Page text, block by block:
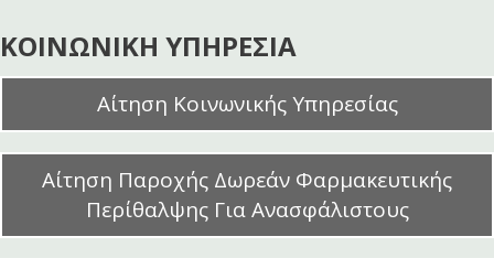
ΚΟΙΝΩΝΙΚΗ ΥΠΗΡΕΣΙΑ
Αίτηση Κοινωνικής Υπηρεσίας
Αίτηση Παροχής Δωρεάν Φαρμακευτικής
Περίθαλψης Για Ανασφάλιστους